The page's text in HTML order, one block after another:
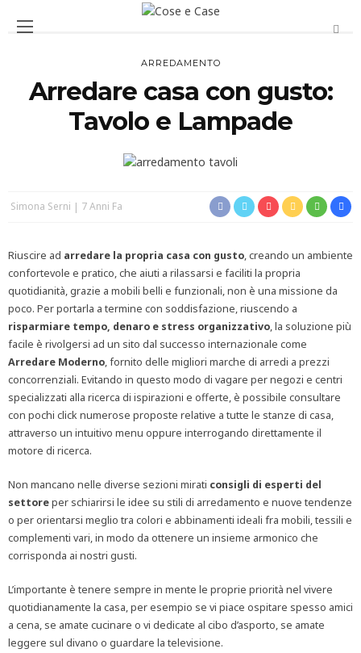
ARREDAMENTO
Arredare casa con gusto:
Tavolo e Lampade
Simona Serni 7 Anni Fa
Riuscire ad arredare la propria casa con gusto, creando un ambiente
confortevole e pratico, che aiuti a rilassarsi e faciliti la propria
quotidianità, grazie a mobili belli e funzionali, non è una missione da
poco. Per portarla a termine con soddisfazione, riuscendo a
risparmiare tempo, denaro e stress organizzativo, la soluzione più
facile è rivolgersi ad un sito dal successo internazionale come
Arredare Moderno, fornito delle migliori marche di arredi a prezzi
concorrenziali. Evitando in questo modo di vagare per negozi e centri
specializzati alla ricerca di ispirazioni e offerte, è possibile consultare
con pochi click numerose proposte relative a tutte le stanze di casa,
attraverso un intuitivo menu oppure interrogando direttamente il
motore di ricerca.
Non mancano nelle diverse sezioni mirati consigli di esperti del
settoreper schiarirsi le idee su stili di arredamento e nuove tendenze
o per orientarsi meglio tra colori e abbinamenti ideali fra mobili, tessili e
complementi vari, in modo da ottenere un insieme armonico che
corrisponda ai nostri gusti.
L’importante è tenere sempre in mente le proprie priorità nel vivere
quotidianamente la casa, per esempio se vi piace ospitare spesso amici
a cena, se amate cucinare o vi dedicate al cibo d’asporto, se amate
leggere sul divano o guardare la televisione.